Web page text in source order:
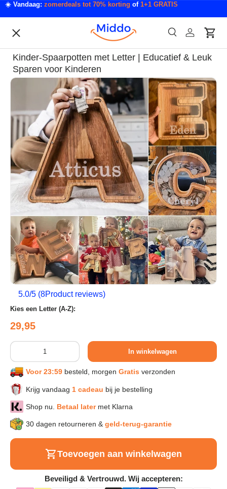
Ga naar inhoud
☀️ Vandaag: zomerdeals tot 70% korting of 1+1 GRATIS
Zoeken
Acties
ZoekenInloggen
Acties & Deals
Slaapkamer & Badkamer
Mode & Accessoires
Tech & Gadgets
Auto & Klussen
Tuin & Outdoor
Sport & Herstel
Wonen & Interieur
Kids & Speelgoed
Huishouden & Schoonmaak
Keuken & Koken
Verlichting & Sfeer
Alle Producten
Kinder-Spaarpotten met Letter | Educatief & Leuk
Sparen voor Kinderen
Ga direct naar productinformatie
5.0/5 (8Product reviews)
Kies een Letter (A-Z):
Reguliere prijs
29,95
Aantal
In winkelwagen
Voor 23:59 besteld, morgen Gratis verzonden
Krijg vandaag 1 cadeau bij je bestelling
Shop nu. Betaal latermet Klarna
30 dagen retourneren & geld-terug-garantie
Toevoegen aan winkelwagen
Beveiligd & Vertrouwd. Wij accepteren: